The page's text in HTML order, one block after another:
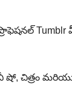
చిత్రం